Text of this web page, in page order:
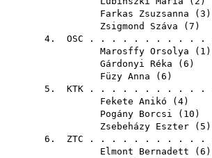
Farkas Zsuzsanna ( 3
Zsigmond Száva ( 7
4. OSC . . . . . . . . . . . .
Marosffy Orsolya ( 1
Gárdonyi Réka ( 6
Füzy Anna ( 6
5. KTK . . . . . . . . . . . .
Fekete Anikó ( 4
Pogány Borcsi ( 10
Zsebeházy Eszter ( 5
6. ZTC . . . . . . . . . . . .
Elmont Bernadett ( 6